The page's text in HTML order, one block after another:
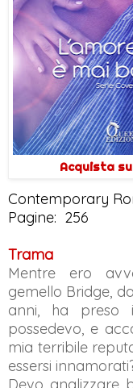
Acquista su
Contemporary
Pagine: 256
Trama
Mentre ero
gemello Bridge,
anni, ha preso
possedevo, e
mia terribile
essersi